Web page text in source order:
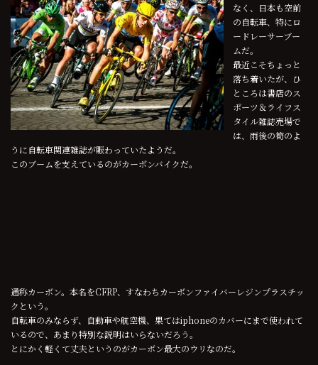
なく、日本も空前
の自転車、特にロ
ードレーサーブー
ムだ。
最近こそちょっと
落ち着いたが、ひ
ところは書店のス
ポーツ＆ライフス
タイル雑誌売場で
は、雨後の筍のよ
うに自転車関連雑誌が賑わっていたようだ。
このブームを支えているのがカーボンバイクだ。
通称カーボン。本名をCFRP、すなわちカーボンファイバーレジンプラスチッ
クという。
自転車のみならず、自動車や航空機、果てはiphoneのカバーにまで使われて
いるので、あまり特別な説明はいらないだろう。
とにかく軽くて丈夫というのがカーボン最大のウリなのだ。